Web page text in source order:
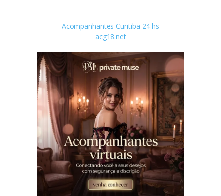
Acompanhantes Curitiba 24 hs
acg18.net